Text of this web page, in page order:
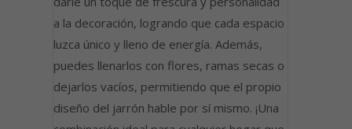
a la decoración, logrando que cada espacio
luzca único y lleno de energía. Además,
puedes llenarlos con flores, ramas secas o
dejarlos vacíos, permitiendo que el propio
diseño del jarrón hable por sí mismo. ¡Una